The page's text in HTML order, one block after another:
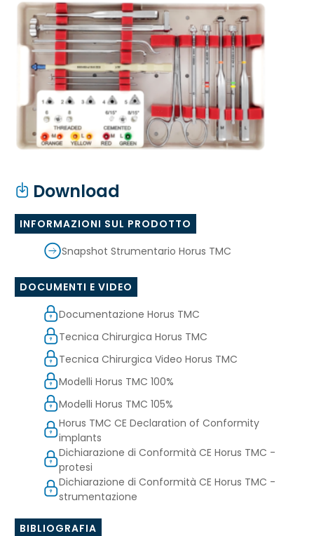
Download
INFORMAZIONI SUL PRODOTTO
Snapshot Strumentario Horus TMC
DOCUMENTI E VIDEO
Documentazione Horus TMC
Tecnica Chirurgica Horus TMC
Tecnica Chirurgica Video Horus TMC
Modelli Horus TMC 100%
Modelli Horus TMC 105%
Horus TMC CE Declaration of Conformity
implants
Dichiarazione di Conformità CE Horus TMC -
protesi
Dichiarazione di Conformità CE Horus TMC -
strumentazione
BIBLIOGRAFIA